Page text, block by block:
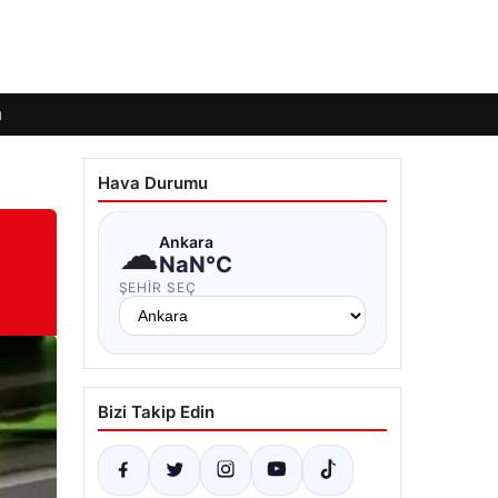
Hava Durumu
☁Ankara
NaN°C
ŞEHIR SEÇ
Bizi Takip Edin